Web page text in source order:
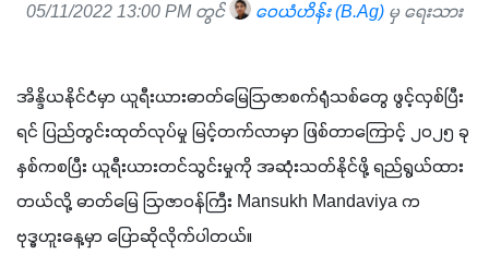
05/11/2022 13:00 PM တွင် ဝေယံဟိန်း (B.Ag) မှ ရေးသား
အိန္ဒိယနိုင်ငံမှာ ယူရီးယားဓာတ်မြေဩဇာစက်ရုံသစ်တွေ ဖွင့်လှစ်ပြီး
ရင် ပြည်တွင်းထုတ်လုပ်မှု မြင့်တက်လာမှာ ဖြစ်တာကြောင့် ၂၀၂၅ ခု
နှစ်ကစပြီး ယူရီးယားတင်သွင်းမှုကို အဆုံးသတ်နိုင်ဖို့ ရည်ရွယ်ထား
တယ်လို့ ဓာတ်မြေ ဩဇာဝန်ကြီး Mansukh Mandaviya က
ဗုဒ္ဓဟူးနေ့မှာ ပြောဆိုလိုက်ပါတယ်။